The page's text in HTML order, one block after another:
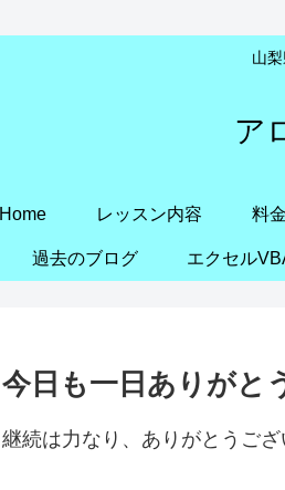
山
ア
Home レッスン内容 料
過去のブログ エクセル
今日も一日ありがと
継続は力なり、ありがとうござ